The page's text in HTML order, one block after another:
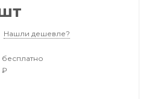
Нашли дешевле?
₽